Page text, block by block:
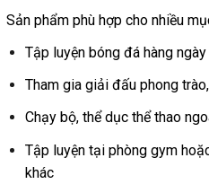
Sản phẩm phù hợp cho nhiều
Tập luyện bóng đá hàng ngày
Tham gia giải đấu phong
Chạy bộ, thể dục thể thao
Tập luyện tại phòng gym
khác